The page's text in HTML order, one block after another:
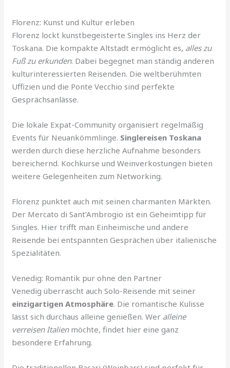
Florenz: Kunst und Kultur erleben
Florenz lockt kunstbegeisterte Singles ins Herz der
Toskana. Die kompakte Altstadt ermöglicht es, alles zu
Fuß zu erkunden. Dabei begegnet man ständig anderen
kulturinteressierten Reisenden. Die weltberühmten
Uffizien und die Ponte Vecchio sind perfekte
Gesprächsanlässe.
Die lokale Expat-Community organisiert regelmäßig
Events für Neuankömmlinge. Singlereisen Toskana
werden durch diese herzliche Aufnahme besonders
bereichernd. Kochkurse und Weinverkostungen bieten
weitere Gelegenheiten zum Networking.
Florenz punktet auch mit seinen charmanten Märkten.
Der Mercato di Sant’Ambrogio ist ein Geheimtipp für
Singles. Hier trifft man Einheimische und andere
Reisende bei entspannten Gesprächen über italienische
Spezialitäten.
Venedig: Romantik pur ohne den Partner
Venedig überrascht auch Solo-Reisende mit seiner
einzigartigen Atmosphäre. Die romantische Kulisse
lässt sich durchaus alleine genießen. Wer alleine
verreisen Italienmöchte, findet hier eine ganz
besondere Erfahrung.